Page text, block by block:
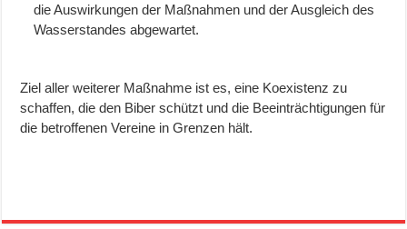
die Auswirkungen der Maßnahmen und der Ausgleich des
Wasserstandes abgewartet.
Ziel aller weiterer Maßnahme ist es, eine Koexistenz zu
schaffen, die den Biber schützt und die Beeinträchtigungen für
die betroffenen Vereine in Grenzen hält.